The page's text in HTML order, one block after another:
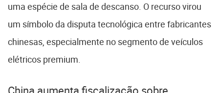
uma espécie de sala de descanso. O recurso virou
um símbolo da disputa tecnológica entre fabricantes
chinesas, especialmente no segmento de veículos
elétricos premium.